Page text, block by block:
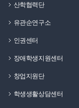
산학협력단
유관순연구소
인권센터
장애학생지원센터
창업지원단
학생생활상담센터